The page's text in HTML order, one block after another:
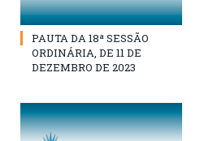
PAUTA DA 18ª SESSÃO
ORDINÁRIA, DE 11 DE
DEZEMBRO DE 2023